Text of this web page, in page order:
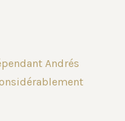
Andrés